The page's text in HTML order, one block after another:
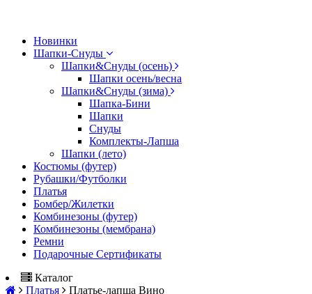
Новинки
Шапки-Снуды
Шапки&Cнуды (осень)
Шапки осень/весна
Шапки&Cнуды (зима)
Шапка-Бини
Шапки
Снуды
Комплекты-Лапша
Шапки (лето)
Костюмы (футер)
Рубашки/Футболки
Платья
Бомбер/Жилетки
Комбинезоны (футер)
Комбинезоны (мембрана)
Ремни
Подарочные Сертификаты
Каталог
Платья
Платье-лапша Вино